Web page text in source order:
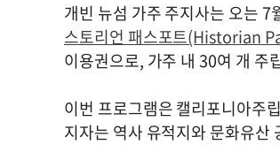
개빈 뉴섬 가주 주지사는 오는
스토리언 패스포트(Historian
이용권으로, 가주 내 30여 개 주
이번 프로그램은 캘리포니아주
지자는 역사 유적지와 문화유산